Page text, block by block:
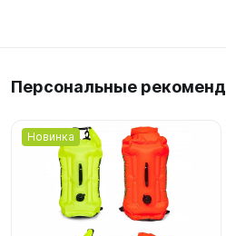
Персональные
Новинка